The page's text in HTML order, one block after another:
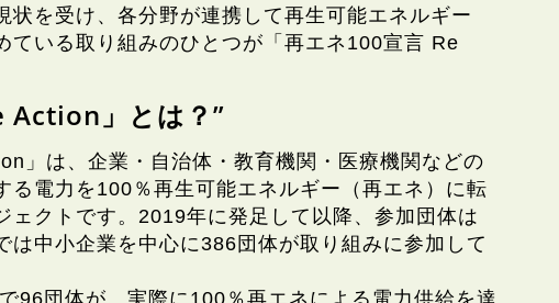
状を受け、各分野が連携して再生可能エネルギー
ている取り組みのひとつが「再エネ100宣言 Re
Action」とは？”
」は、企業・自治体・教育機関・医療機関などの
る電力を100％再生可能エネルギー（再エネ）に転
ェクトです。2019年に発足して以降、参加団体は
は中小企業を中心に386団体が取り組みに参加して